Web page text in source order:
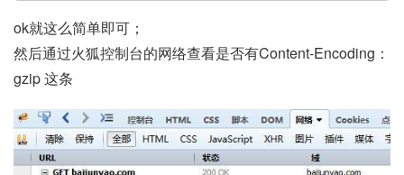
ok就这么简单即可；
然后通过火狐控制台的网络查看是否有Content-Encoding：
gzip 这条